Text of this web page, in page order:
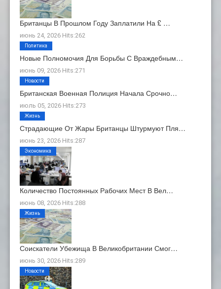
Британцы В Прошлом Году Заплатили На £ …
июнь 24, 2026 Hits:262
Новые Полномочия Для Борьбы С Враждебным…
июнь 09, 2026 Hits:271
Политика
Британская Военная Полиция Начала Срочно…
июль 05, 2026 Hits:273
Новости
Страдающие От Жары Британцы Штурмуют Пля…
июнь 23, 2026 Hits:287
Жизнь
Количество Постоянных Рабочих Мест В Вел…
июнь 08, 2026 Hits:288
Экономика
Соискатели Убежища В Великобритании Смог…
июнь 30, 2026 Hits:289
Жизнь
Новости